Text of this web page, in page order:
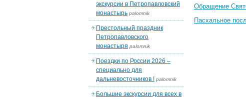
Обращение
Пасхальное
экскурсии в Петропавловский
монастырь palomnik
Престольный праздник
Петропавловского
монастыря palomnik
Поездки по России 2026 –
специально для
дальневосточников ! palomnik
Большие экскурсии для всех в